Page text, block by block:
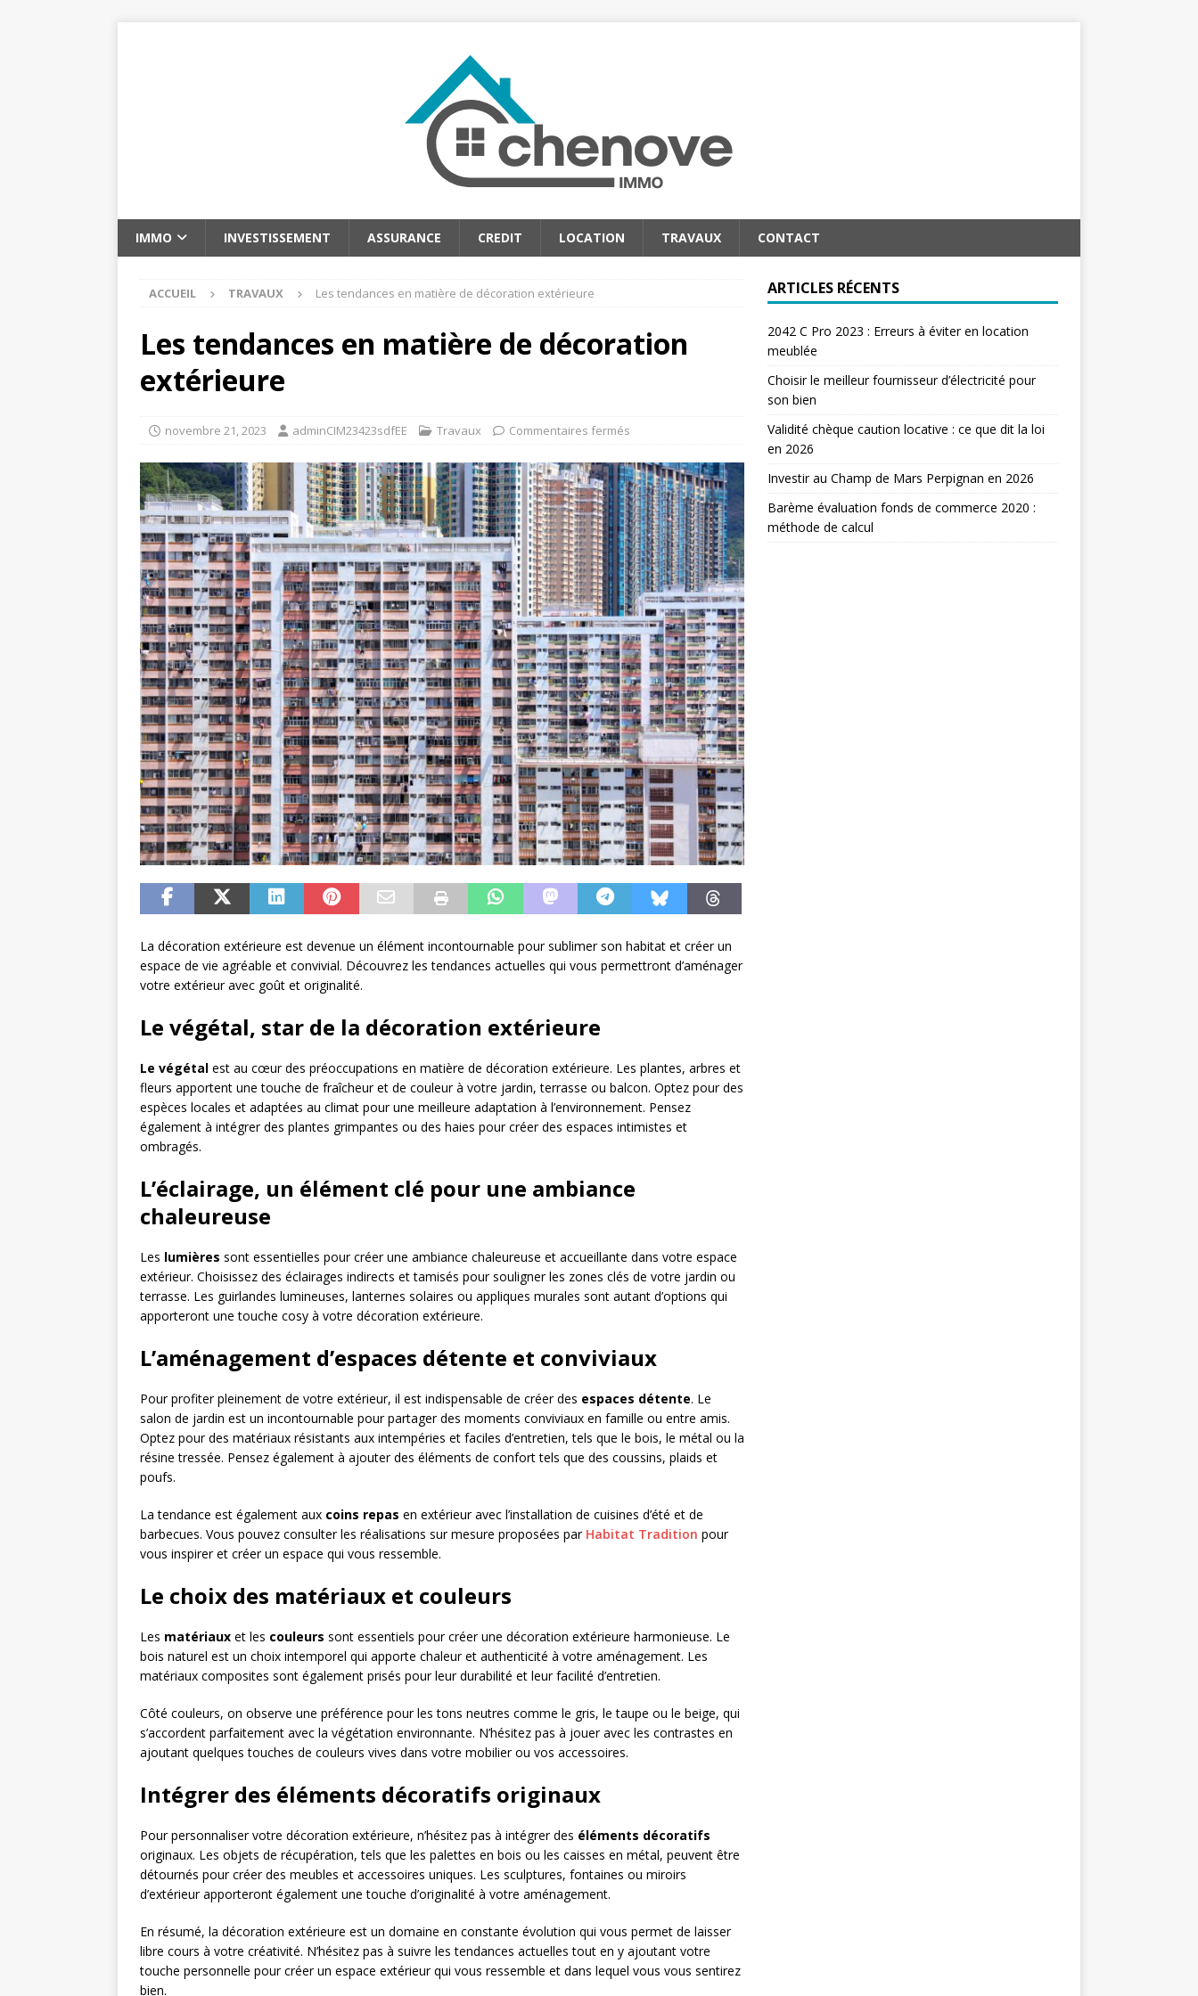
IMMO INVESTISSEMENT ASSURANCE CREDIT LOCATION TRAVAUX CONTACT
ACCUEIL TRAVAUX Les tendances en matière de décoration extérieure
Les tendances en matière de décoration
extérieure
novembre 21, 2023 adminCIM23423sdfEE Travaux Commentaires fermés
La décoration extérieure est devenue un élément incontournable pour sublimer son habitat et créer un
espace de vie agréable et convivial. Découvrez les tendances actuelles qui vous permettront d’aménager
votre extérieur avec goût et originalité.
Le végétal, star de la décoration extérieure
Le végétal est au cœur des préoccupations en matière de décoration extérieure. Les plantes, arbres et
fleurs apportent une touche de fraîcheur et de couleur à votre jardin, terrasse ou balcon. Optez pour des
espèces locales et adaptées au climat pour une meilleure adaptation à l’environnement. Pensez
également à intégrer des plantes grimpantes ou des haies pour créer des espaces intimistes et
ombragés.
L’éclairage, un élément clé pour une ambiance
chaleureuse
Les lumières sont essentielles pour créer une ambiance chaleureuse et accueillante dans votre espace
extérieur. Choisissez des éclairages indirects et tamisés pour souligner les zones clés de votre jardin ou
terrasse. Les guirlandes lumineuses, lanternes solaires ou appliques murales sont autant d’options qui
apporteront une touche cosy à votre décoration extérieure.
L’aménagement d’espaces détente et conviviaux
Pour profiter pleinement de votre extérieur, il est indispensable de créer des espaces détente. Le
salon de jardin est un incontournable pour partager des moments conviviaux en famille ou entre amis.
Optez pour des matériaux résistants aux intempéries et faciles d’entretien, tels que le bois, le métal ou la
résine tressée. Pensez également à ajouter des éléments de confort tels que des coussins, plaids et
poufs.
La tendance est également aux coins repas en extérieur avec l’installation de cuisines d’été et de
barbecues. Vous pouvez consulter les réalisations sur mesure proposées par Habitat Tradition pour
vous inspirer et créer un espace qui vous ressemble.
Le choix des matériaux et couleurs
Les matériaux et les couleurs sont essentiels pour créer une décoration extérieure harmonieuse. Le
bois naturel est un choix intemporel qui apporte chaleur et authenticité à votre aménagement. Les
matériaux composites sont également prisés pour leur durabilité et leur facilité d’entretien.
Côté couleurs, on observe une préférence pour les tons neutres comme le gris, le taupe ou le beige, qui
s’accordent parfaitement avec la végétation environnante. N’hésitez pas à jouer avec les contrastes en
ajoutant quelques touches de couleurs vives dans votre mobilier ou vos accessoires.
Intégrer des éléments décoratifs originaux
Pour personnaliser votre décoration extérieure, n’hésitez pas à intégrer des éléments décoratifs
originaux. Les objets de récupération, tels que les palettes en bois ou les caisses en métal, peuvent être
détournés pour créer des meubles et accessoires uniques. Les sculptures, fontaines ou miroirs
d’extérieur apporteront également une touche d’originalité à votre aménagement.
En résumé, la décoration extérieure est un domaine en constante évolution qui vous permet de laisser
libre cours à votre créativité. N’hésitez pas à suivre les tendances actuelles tout en y ajoutant votre
touche personnelle pour créer un espace extérieur qui vous ressemble et dans lequel vous vous sentirez
bien.
ARTICLES RÉCENTS
2042 C Pro 2023 : Erreurs à éviter en location
meublée
Choisir le meilleur fournisseur d’électricité pour
son bien
Validité chèque caution locative : ce que dit la loi
en 2026
Investir au Champ de Mars Perpignan en 2026
Barème évaluation fonds de commerce 2020 :
méthode de calcul